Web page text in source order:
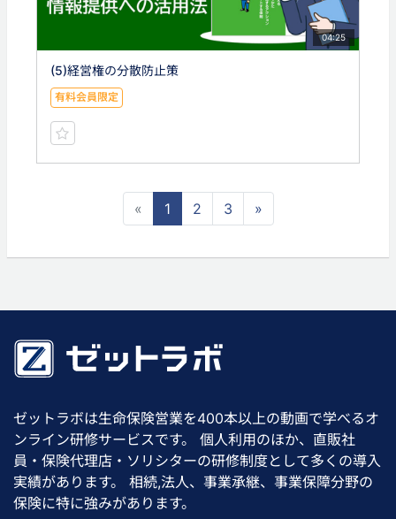
04:25
(5)経営権の分散防止策
有料会員限定
« 1 2 3 »
ゼットラボは生命保険営業を400本以上の動画で学べるオ
ンライン研修サービスです。 個人利用のほか、直販社
員・保険代理店・ソリシターの研修制度として多くの導入
実績があります。 相続,法人、事業承継、事業保障分野の
保険に特に強みがあります。